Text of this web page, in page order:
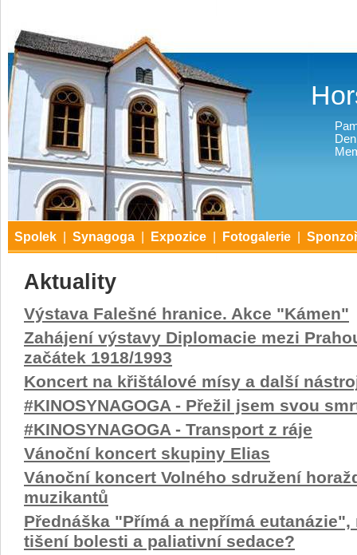
Spolek Synagoga Expozice Fotogalerie
Aktuality
Výstava Falešné hranice. Akce "Kámen"
Zahájení výstavy Diplomacie mezi
začátek 1918/1993
Koncert na křištálové mísy a další
#KINOSYNAGOGA - Přežil jsem svou
#KINOSYNAGOGA - Transport z ráje
Vánoční koncert skupiny Elias
Vánoční koncert Volného sdružení
muzikantů
Přednáška "Přímá a nepřímá
tišení bolesti a paliativní sedace?